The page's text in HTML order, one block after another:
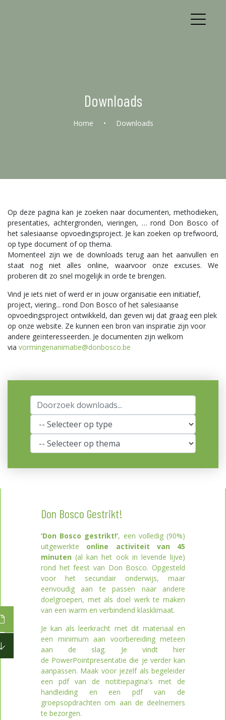
Downloads
Home • Downloads
Op deze pagina kan je zoeken naar documenten, methodieken,
presentaties, achtergronden, vieringen, … rond Don Bosco of
het salesiaanse opvoedingsproject. Je kan zoeken op trefwoord,
op type document of op thema.
Momenteel zijn we de downloads terug aan het aanvullen en
staat nog niet alles online, waarvoor onze excuses. We
proberen dit zo snel mogelijk in orde te brengen.
Vind je iets niet of werd er in jouw organisatie een initiatief,
project, viering... rond Don Bosco of het salesiaanse
opvoedingsproject ontwikkeld, dan geven wij dat graag een plek
op onze website. Ze kunnen een bron van inspiratie zijn voor
andere geïnteresseerden. Je documenten zijn welkom
via vormingenanimatie@donbosco.be
Don Bosco Gestrikt!
‘Don Bosco gestrikt!’, een volledig (90%)
uitgewerkte online activiteit van 45
minuten(al kan het ook in levende lijve)
rond het feest van Don Bosco. Opgesteld
voor het secundair onderwijs, maar
eenvoudig aan te passen naar andere
doelgroepen, met als doel werk te maken
van een warm en verbindend klasklimaat.
Je kan als leerkracht met dit materiaal en
een minimum aan voorbereiding meteen
aan de slag. Je vindt hier
de PowerPointpresentatie die je verder kan
aanpassen. Maak voor jezelf als begeleider
een pdf van de notitiepagina's met de
handleiding en een pdf van de
groepsopdrachten om aan de deelnemers
te bezorgen.